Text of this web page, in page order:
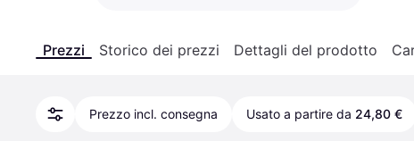
Prezzi Storico dei prezzi Dettagli del prodotto
Prezzo incl. consegna Usato a partire da 24,80 €